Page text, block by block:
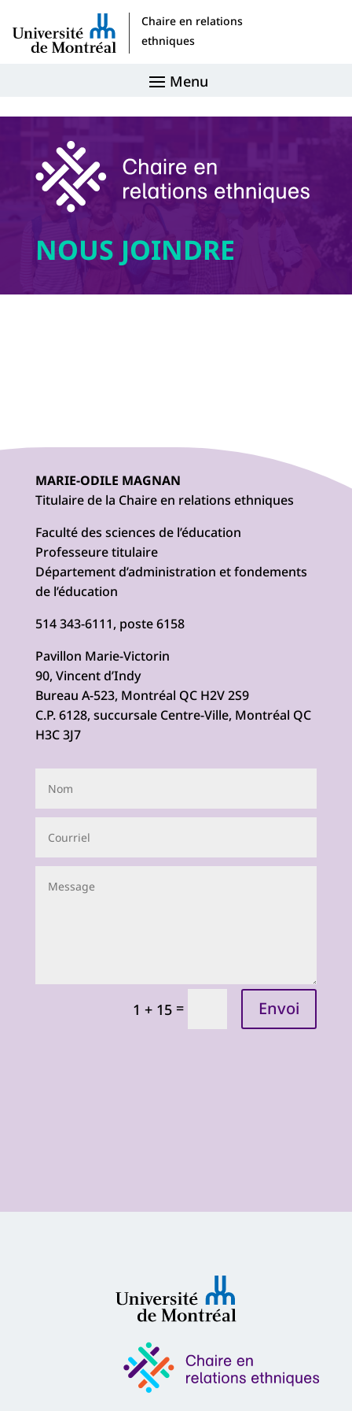
Chaire en relations
ethniques
NOUS JOINDRE
MARIE-ODILE MAGNAN
Titulaire de la Chaire en relations ethniques
Faculté des sciences de l’éducation
Professeure titulaire
Département d’administration et fondements
de l’éducation
514 343-6111, poste 6158
Pavillon Marie-Victorin
90, Vincent d’Indy
Bureau A-523, Montréal QC H2V 2S9
C.P. 6128, succursale Centre-Ville, Montréal QC
H3C 3J7
1 + 15 = Envoi